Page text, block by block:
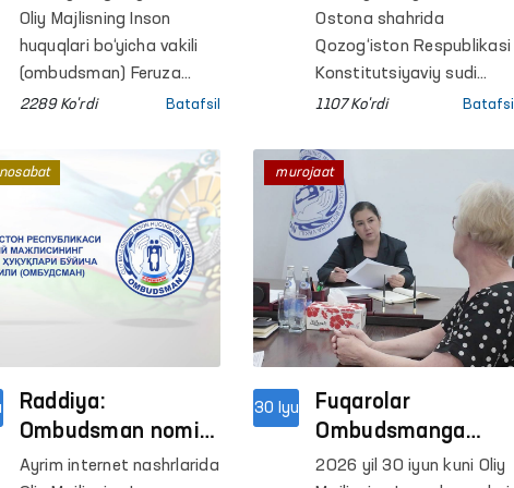
mo‘ljallangan
qo‘shma ish rejasini
muhokama qildi
Oliy Majlisning Inson
huquqlari bo‘yicha vakili
(ombudsman) Feruza
Eshmatova BMT
O‘zbekistondagi doimiy
vakili Akiko Fujii va uning
o‘rinbosari bilan
uchrashdi.
2289 Ko'rdi Batafsil
huquqlarini
ta’minlashdagi
ahamiyati
muhokama qilindi
Ostona shahrida
Qozog‘iston Respublikasi
Konstitutsiyaviy sudi
tomonidan “Yangi
rivojlanishning
institutsional va huquqiy
asosi” mavzusida xalqaro
ilmiy-amaliy konferensiya
o‘tkazildi.
1107 Ko'rdi Batafsil
Raddiya:
Ombudsman nomi
bilan noto‘g‘ri
Ayrim internet nashrlarida
30 Iyu
Fuqarolar
Ombudsmanga
qanday masalalar
2026 yil 30 iyun kuni Oliy
murojaat